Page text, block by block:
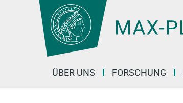
Hauptinhalt
ÜBER UNS FORSCHUNG